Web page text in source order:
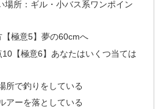
場所：ギル・小バス系ワンポイン
【極意5】夢の60cmへ
【極意6】あなたはいくつ当ては
所で釣りをしている
アーを落としている